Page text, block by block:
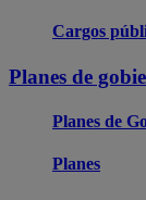
Cargos
Planes de
Planes de
Planes